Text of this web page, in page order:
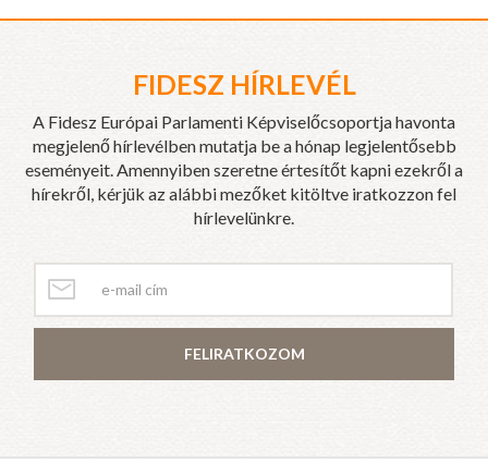
FIDESZ HÍRLEVÉL
A Fidesz Európai Parlamenti Képviselőcsoportja havonta
megjelenő hírlevélben mutatja be a hónap legjelentősebb
eseményeit. Amennyiben szeretne értesítőt kapni ezekről a
hírekről, kérjük az alábbi mezőket kitöltve iratkozzon fel
hírlevelünkre.
FELIRATKOZOM